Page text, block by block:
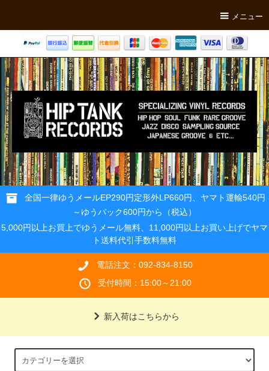
メニュー
全国一律ゆうメールEP290円定形外LP660円、ヤマト運輸540円
～ゆうパック600円から（税込）
5,000円以上お買上でゆうメール無料、11,000円以上お買い上げでヤマ
ト送料代引手数料無料
電話注文：092-834-8150
受付時間：15:00～21:00
新入荷はこちらから